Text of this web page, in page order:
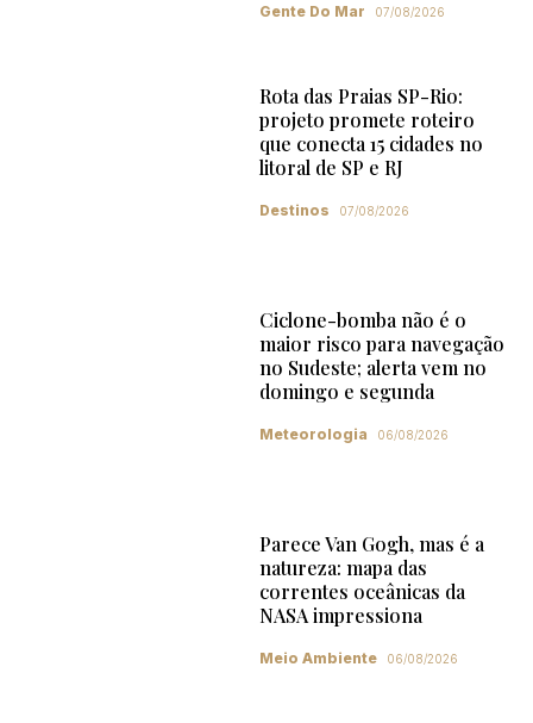
Gente Do Mar 07/08/2026
Rota das Praias SP-Rio:
projeto promete roteiro
que conecta 15 cidades no
litoral de SP e RJ
Destinos 07/08/2026
Ciclone-bomba não é o
maior risco para navegação
no Sudeste; alerta vem no
domingo e segunda
Meteorologia 06/08/2026
Parece Van Gogh, mas é a
natureza: mapa das
correntes oceânicas da
NASA impressiona
Meio Ambiente 06/08/2026